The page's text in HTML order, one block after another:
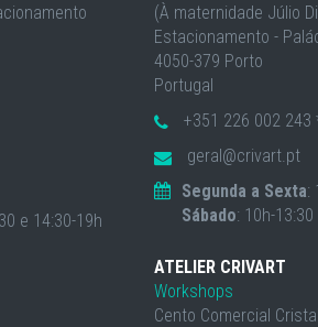
e 14:30-19h
(À maternidade Júlio
Estacionamento -
4050-379 Porto
Portugal
+351 226 002 243
geral@crivart.pt
Segunda a Sexta:
Sábado: 10h-13:30
ATELIER CRIVART
Workshops
Cento Comercial